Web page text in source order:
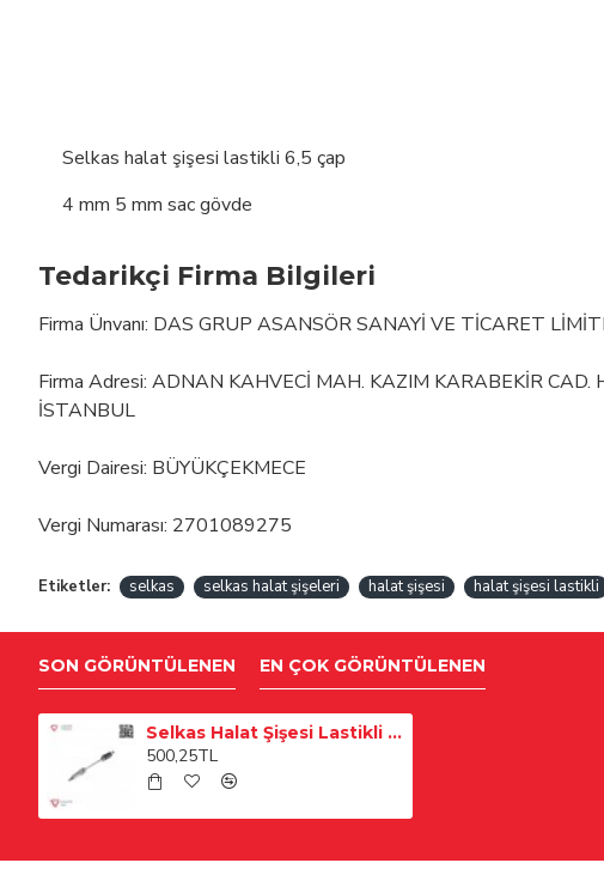
Selkas halat şişesi lastikli 6,5 çap
4 mm 5 mm sac gövde
Tedarikçi Firma Bilgileri
Firma Ünvanı: DAS GRUP ASANSÖR SANAYİ VE TİCARET
Firma Adresi: ADNAN KAHVECİ MAH. KAZIM KARABEKİR
İSTANBUL
Vergi Dairesi: BÜYÜKÇEKMECE
Vergi Numarası: 2701089275
Etiketler: selkas selkas halat şişeleri halat şişesi halat şişesi lastikli
SON GÖRÜNTÜLENEN EN ÇOK GÖRÜNTÜLENEN
Selkas Halat Şişesi Lastikli 6,5
500,25TL